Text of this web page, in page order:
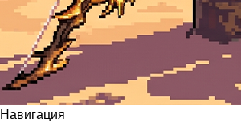
Навигация